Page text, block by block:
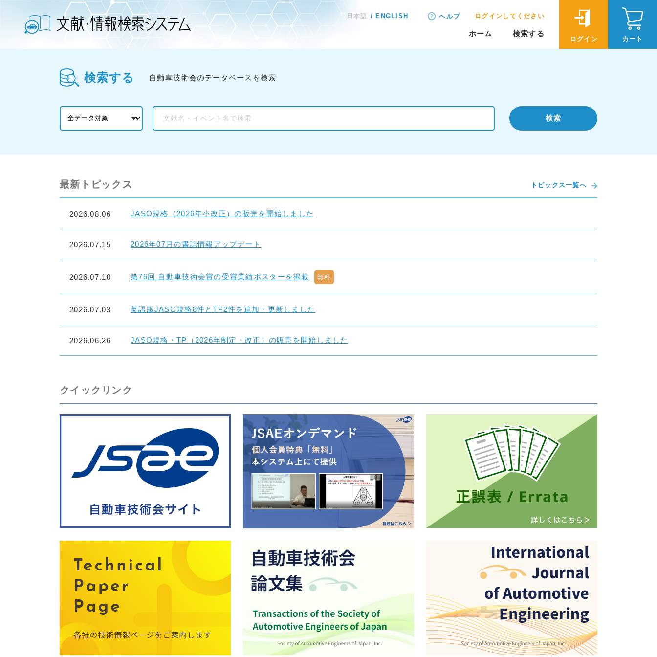
日本語 ENGLISH ヘルプ ログインしてください
ホーム 検索する
ログイン カート
検索する 自動車技術会のデータベースを検索
検索
最新トピックス トピックス一覧へ
JASO規格（2026年小改正）の販売を開始しました
2026.08.06
2026年07月の書誌情報アップデート
2026.07.15
第76回 自動車技術会賞の受賞業績ポスターを掲載 無料
2026.07.10
英語版JASO規格8件とTP2件を追加・更新しました
2026.07.03
JASO規格・TP（2026年制定・改正）の販売を開始しました
2026.06.26
クイックリンク